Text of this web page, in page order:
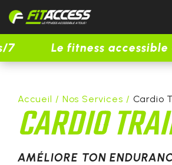
7 Le fitness accessible
Accueil / Nos Services / Cardio
CARDIO
AMÉLIORE TON